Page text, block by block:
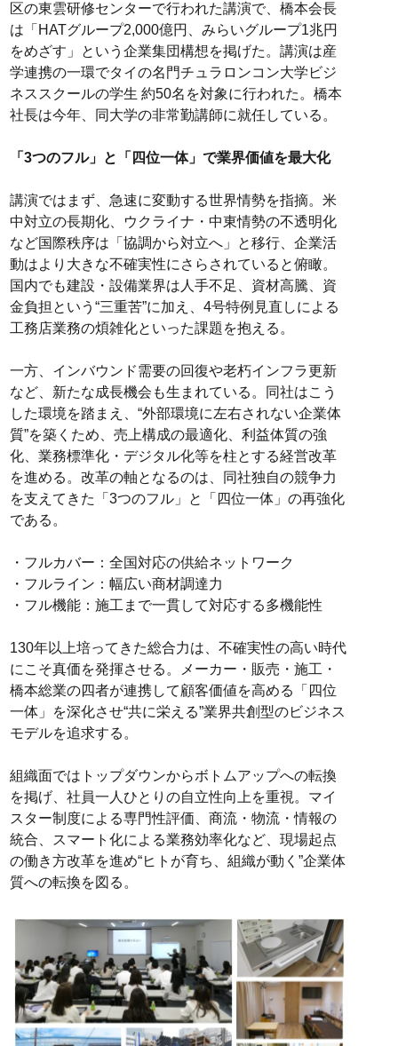
区の東雲研修センターで行われた講演で、橋本会長
は「HATグループ2,000億円、みらいグループ1兆円
をめざす」という企業集団構想を掲げた。講演は産
学連携の一環でタイの名門チュラロンコン大学ビジ
ネススクールの学生 約50名を対象に行われた。橋本
社長は今年、同大学の非常勤講師に就任している。
「3つのフル」と「四位一体」で業界価値を最大化
講演ではまず、急速に変動する世界情勢を指摘。米
中対立の長期化、ウクライナ・中東情勢の不透明化
など国際秩序は「協調から対立へ」と移行、企業活
動はより大きな不確実性にさらされていると俯瞰。
国内でも建設・設備業界は人手不足、資材高騰、資
金負担という“三重苦”に加え、4号特例見直しによる
工務店業務の煩雑化といった課題を抱える。
一方、インバウンド需要の回復や老朽インフラ更新
など、新たな成長機会も生まれている。同社はこう
した環境を踏まえ、“外部環境に左右されない企業体
質”を築くため、売上構成の最適化、利益体質の強
化、業務標準化・デジタル化等を柱とする経営改革
を進める。改革の軸となるのは、同社独自の競争力
を支えてきた「3つのフル」と「四位一体」の再強化
である。
・フルカバー：全国対応の供給ネットワーク
・フルライン：幅広い商材調達力
・フル機能：施工まで一貫して対応する多機能性
130年以上培ってきた総合力は、不確実性の高い時代
にこそ真価を発揮させる。メーカー・販売・施工・
橋本総業の四者が連携して顧客価値を高める「四位
一体」を深化させ“共に栄える”業界共創型のビジネス
モデルを追求する。
組織面ではトップダウンからボトムアップへの転換
を掲げ、社員一人ひとりの自立性向上を重視。マイ
スター制度による専門性評価、商流・物流・情報の
統合、スマート化による業務効率化など、現場起点
の働き方改革を進め“ヒトが育ち、組織が動く”企業体
質への転換を図る。